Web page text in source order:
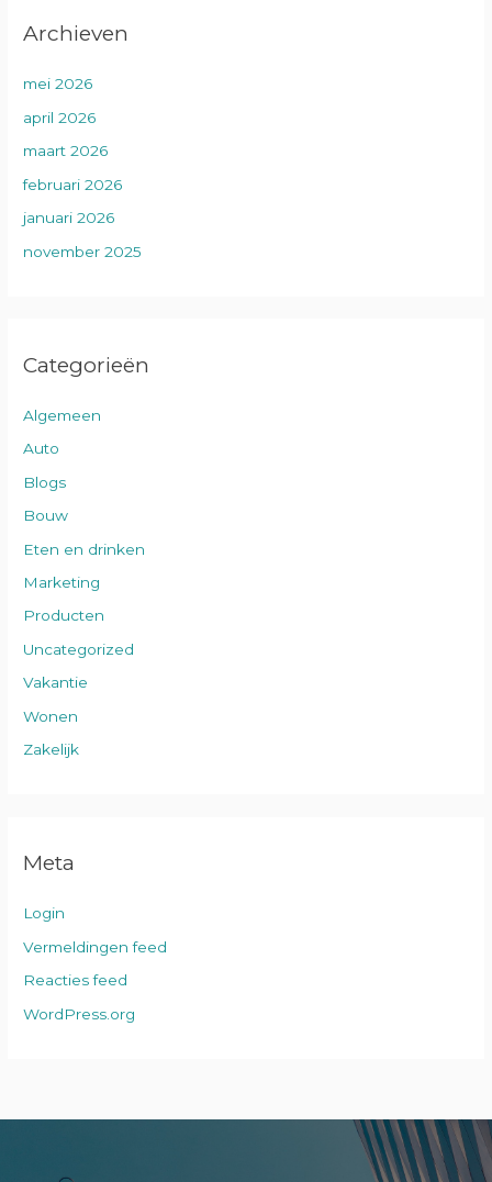
Archieven
mei 2026
april 2026
maart 2026
februari 2026
januari 2026
november 2025
Categorieën
Algemeen
Auto
Blogs
Bouw
Eten en drinken
Marketing
Producten
Uncategorized
Vakantie
Wonen
Zakelijk
Meta
Login
Vermeldingen feed
Reacties feed
WordPress.org